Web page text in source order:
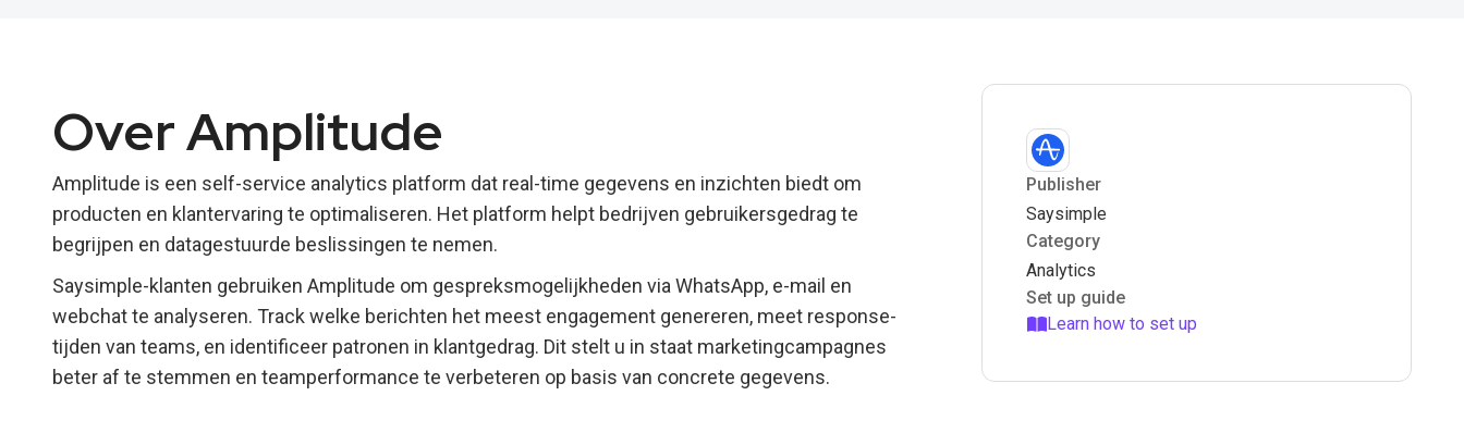
Over Amplitude
Amplitude is een self-service analytics platform dat real-time gegevens en inzichten biedt om
producten en klantervaring te optimaliseren. Het platform helpt bedrijven gebruikersgedrag te
begrijpen en datagestuurde beslissingen te nemen.
Saysimple-klanten gebruiken Amplitude om gespreksmogelijkheden via WhatsApp, e-mail en
webchat te analyseren. Track welke berichten het meest engagement genereren, meet response-
tijden van teams, en identificeer patronen in klantgedrag. Dit stelt u in staat marketingcampagnes
beter af te stemmen en teamperformance te verbeteren op basis van concrete gegevens.
Publisher
Saysimple
Category
Analytics
Set up guide
Learn how to set up